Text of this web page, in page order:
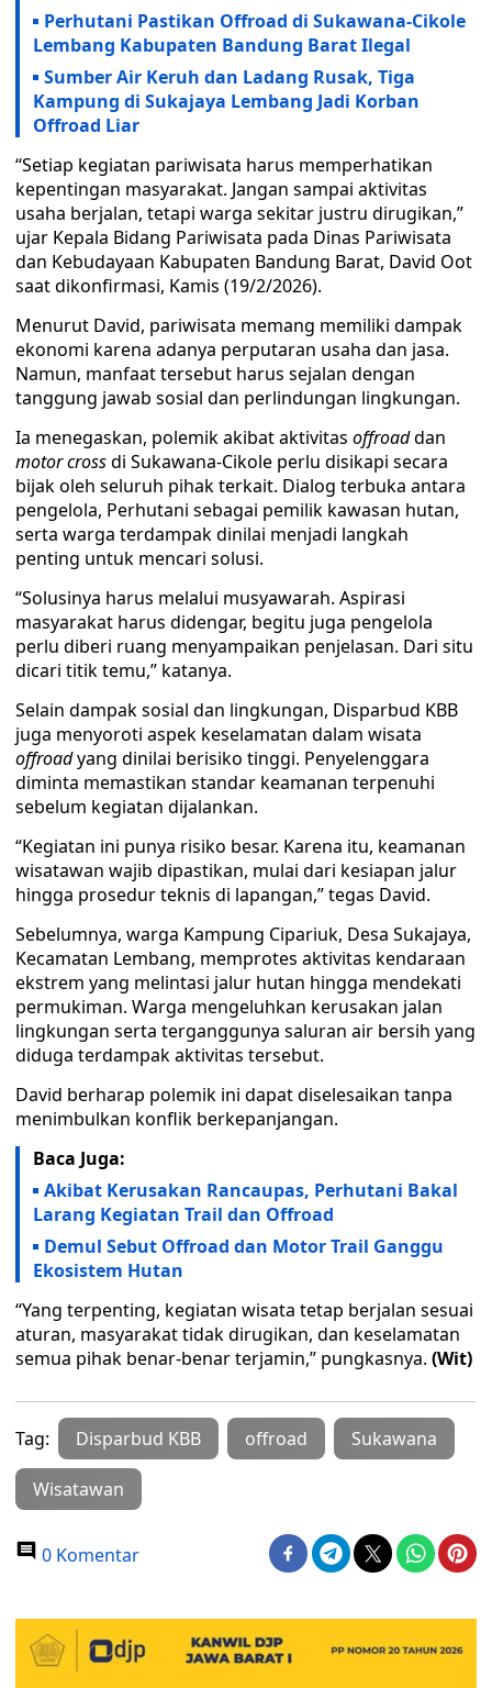
Perhutani Pastikan Offroad di Sukawana-Cikole
Lembang Kabupaten Bandung Barat Ilegal
Sumber Air Keruh dan Ladang Rusak, Tiga
Kampung di Sukajaya Lembang Jadi Korban
Offroad Liar
“Setiap kegiatan pariwisata harus memperhatikan
kepentingan masyarakat. Jangan sampai aktivitas
usaha berjalan, tetapi warga sekitar justru dirugikan,”
ujar Kepala Bidang Pariwisata pada Dinas Pariwisata
dan Kebudayaan Kabupaten Bandung Barat, David Oot
saat dikonfirmasi, Kamis (19/2/2026).
Menurut David, pariwisata memang memiliki dampak
ekonomi karena adanya perputaran usaha dan jasa.
Namun, manfaat tersebut harus sejalan dengan
tanggung jawab sosial dan perlindungan lingkungan.
Ia menegaskan, polemik akibat aktivitas offroaddan
motor crossdi Sukawana-Cikole perlu disikapi secara
bijak oleh seluruh pihak terkait. Dialog terbuka antara
pengelola, Perhutani sebagai pemilik kawasan hutan,
serta warga terdampak dinilai menjadi langkah
penting untuk mencari solusi.
“Solusinya harus melalui musyawarah. Aspirasi
masyarakat harus didengar, begitu juga pengelola
perlu diberi ruang menyampaikan penjelasan. Dari situ
dicari titik temu,” katanya.
Selain dampak sosial dan lingkungan, Disparbud KBB
juga menyoroti aspek keselamatan dalam wisata
offroadyang dinilai berisiko tinggi. Penyelenggara
diminta memastikan standar keamanan terpenuhi
sebelum kegiatan dijalankan.
“Kegiatan ini punya risiko besar. Karena itu, keamanan
wisatawan wajib dipastikan, mulai dari kesiapan jalur
hingga prosedur teknis di lapangan,” tegas David.
Sebelumnya, warga Kampung Cipariuk, Desa Sukajaya,
Kecamatan Lembang, memprotes aktivitas kendaraan
ekstrem yang melintasi jalur hutan hingga mendekati
permukiman. Warga mengeluhkan kerusakan jalan
lingkungan serta terganggunya saluran air bersih yang
diduga terdampak aktivitas tersebut.
David berharap polemik ini dapat diselesaikan tanpa
menimbulkan konflik berkepanjangan.
Baca Juga:
Akibat Kerusakan Rancaupas, Perhutani Bakal
Larang Kegiatan Trail dan Offroad
Demul Sebut Offroad dan Motor Trail Ganggu
Ekosistem Hutan
“Yang terpenting, kegiatan wisata tetap berjalan sesuai
aturan, masyarakat tidak dirugikan, dan keselamatan
semua pihak benar-benar terjamin,” pungkasnya. (Wit)
Tag: Disparbud KBB offroad Sukawana
Wisatawan
0 Komentar